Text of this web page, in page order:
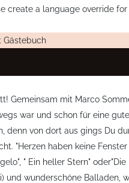
create a language override for
Gästebuch
Gemeinsam mit Marco
war und schon für eine
denn von dort aus gings Du
"Herzen haben keine
" Ein heller Stern"
und wunderschöne Balladen,